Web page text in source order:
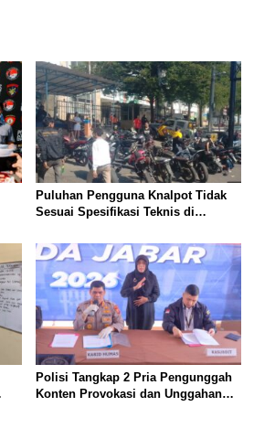
Puluhan Pengguna Knalpot Tidak
Sesuai Spesifikasi Teknis di
Polisi
Polisi Tangkap 2 Pria Pengunggah
Konten Provokasi dan Unggahan